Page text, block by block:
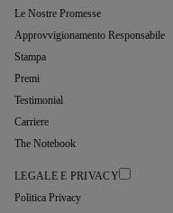
Le Nostre Promesse
Approvvigionamento Responsabile
Stampa
Premi
Testimonial
Carriere
The Notebook
LEGALE E PRIVACY
Politica Privacy